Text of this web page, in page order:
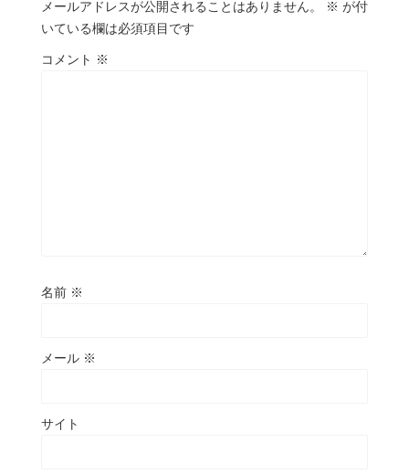
メールアドレスが公開されることはありません。 ※ が付
いている欄は必須項目です
コメント ※
名前 ※
メール ※
サイト